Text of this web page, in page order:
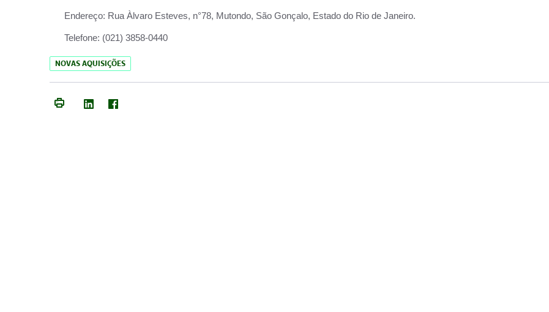
Endereço: Rua Àlvaro Esteves, n°78, Mutondo, São Gonçalo, Estado do Rio de Janeiro.
Telefone: (021) 3858-0440
NOVAS AQUISIÇÕES